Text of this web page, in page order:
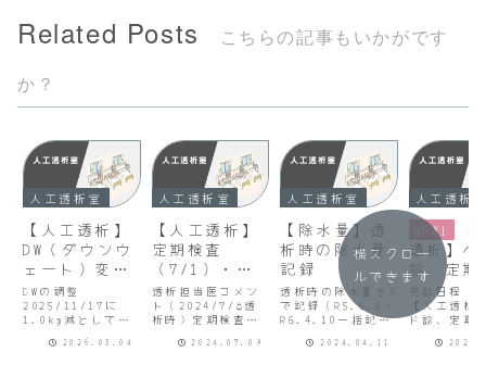
Related Posts
こちらの記事もいかがです
か？
人工透析室
【人工透析】
DW（ダウンウ
ェート）変更
（2026/3/4
）
DWの調整
2025/11/17に
1.0kg減としてい
に0.5kg増とし、
2026.03.04
人工透析室
【人工透析】
定期検査
（7/1）・処
方薬（7/8）
透析担当医コメン
ト（2024/7/8透
析時）定期検査
ン・採血/月１回）
2024.07.09
人工透析室
【除水量】透
析時の除水量
記録
透析時の除水量をX
で記録（R5.6.6～
R6.4.10一括記
記録）記録内容
2024.04.11
人工透析
NEW!
透析】ベ
診、定期
査、処方
医師説明
（
受診日程（
【人工透析
ド診、定期
（2026.8
横スクロー
ルできます